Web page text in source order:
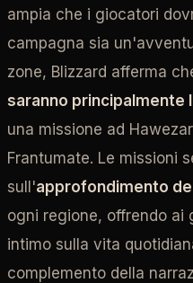
ampia che i giocatori
campagna sia
zone, Blizzard afferma
saranno principalmente
una missione ad
Frantumate. Le missioni
sull'approfondimento
ogni regione, offrendo ai
intimo sulla vita
complemento della